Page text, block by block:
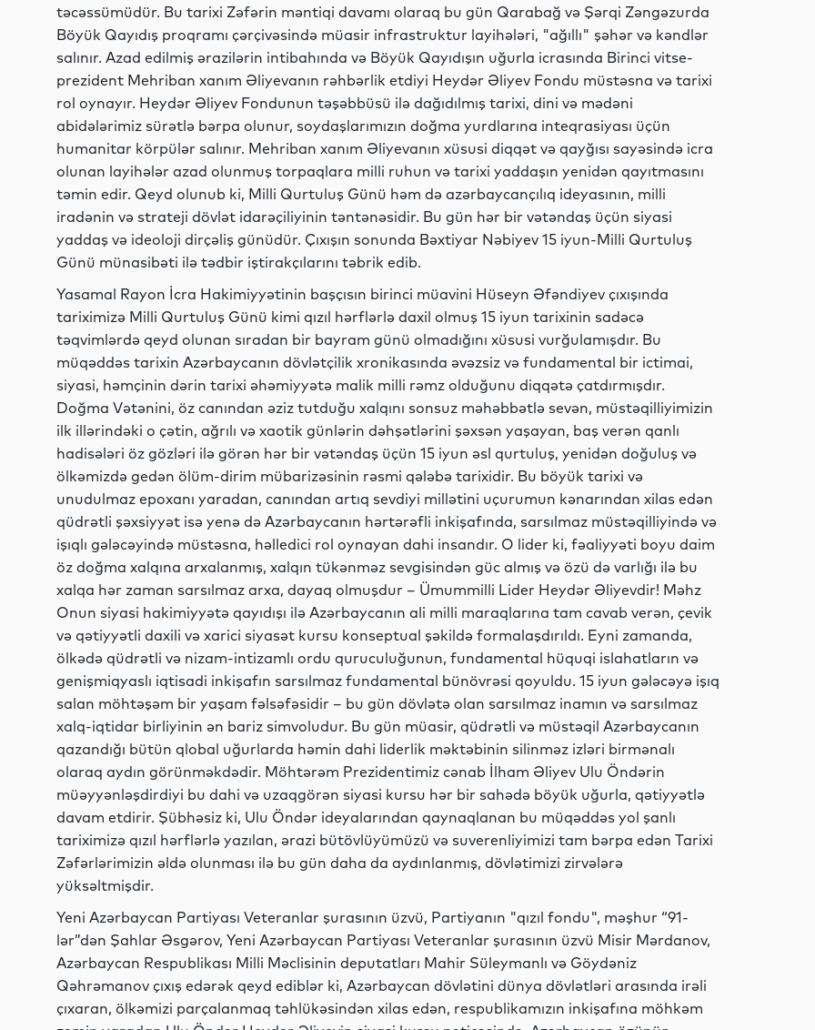
təcəssümüdür. Bu tarixi Zəfərin məntiqi davamı olaraq bu gün Qarabağ və Şərqi Zəngəzurda
Böyük Qayıdış proqramı çərçivəsində müasir infrastruktur layihələri, "ağıllı" şəhər və kəndlər
salınır. Azad edilmiş ərazilərin intibahında və Böyük Qayıdışın uğurla icrasında Birinci vitse-
prezident Mehriban xanım Əliyevanın rəhbərlik etdiyi Heydər Əliyev Fondu müstəsna və tarixi
rol oynayır. Heydər Əliyev Fondunun təşəbbüsü ilə dağıdılmış tarixi, dini və mədəni
abidələrimiz sürətlə bərpa olunur, soydaşlarımızın doğma yurdlarına inteqrasiyası üçün
humanitar körpülər salınır. Mehriban xanım Əliyevanın xüsusi diqqət və qayğısı sayəsində icra
olunan layihələr azad olunmuş torpaqlara milli ruhun və tarixi yaddaşın yenidən qayıtmasını
təmin edir. Qeyd olunub ki, Milli Qurtuluş Günü həm də azərbaycançılıq ideyasının, milli
iradənin və strateji dövlət idarəçiliyinin təntənəsidir. Bu gün hər bir vətəndaş üçün siyasi
yaddaş və ideoloji dirçəliş günüdür. Çıxışın sonunda Bəxtiyar Nəbiyev 15 iyun-Milli Qurtuluş
Günü münasibəti ilə tədbir iştirakçılarını təbrik edib.
Yasamal Rayon İcra Hakimiyyətinin başçısın birinci müavini Hüseyn Əfəndiyev çıxışında
tariximizə Milli Qurtuluş Günü kimi qızıl hərflərlə daxil olmuş 15 iyun tarixinin sadəcə
təqvimlərdə qeyd olunan sıradan bir bayram günü olmadığını xüsusi vurğulamışdır. Bu
müqəddəs tarixin Azərbaycanın dövlətçilik xronikasında əvəzsiz və fundamental bir ictimai,
siyasi, həmçinin dərin tarixi əhəmiyyətə malik milli rəmz olduğunu diqqətə çatdırmışdır.
Doğma Vətənini, öz canından əziz tutduğu xalqını sonsuz məhəbbətlə sevən, müstəqilliyimizin
ilk illərindəki o çətin, ağrılı və xaotik günlərin dəhşətlərini şəxsən yaşayan, baş verən qanlı
hadisələri öz gözləri ilə görən hər bir vətəndaş üçün 15 iyun əsl qurtuluş, yenidən doğuluş və
ölkəmizdə gedən ölüm-dirim mübarizəsinin rəsmi qələbə tarixidir. Bu böyük tarixi və
unudulmaz epoxanı yaradan, canından artıq sevdiyi millətini uçurumun kənarından xilas edən
qüdrətli şəxsiyyət isə yenə də Azərbaycanın hərtərəfli inkişafında, sarsılmaz müstəqilliyində və
işıqlı gələcəyində müstəsna, həlledici rol oynayan dahi insandır. O lider ki, fəaliyyəti boyu daim
öz doğma xalqına arxalanmış, xalqın tükənməz sevgisindən güc almış və özü də varlığı ilə bu
xalqa hər zaman sarsılmaz arxa, dayaq olmuşdur – Ümummilli Lider Heydər Əliyevdir! Məhz
Onun siyasi hakimiyyətə qayıdışı ilə Azərbaycanın ali milli maraqlarına tam cavab verən, çevik
və qətiyyətli daxili və xarici siyasət kursu konseptual şəkildə formalaşdırıldı. Eyni zamanda,
ölkədə qüdrətli və nizam-intizamlı ordu quruculuğunun, fundamental hüquqi islahatların və
genişmiqyaslı iqtisadi inkişafın sarsılmaz fundamental bünövrəsi qoyuldu. 15 iyun gələcəyə işıq
salan möhtəşəm bir yaşam fəlsəfəsidir – bu gün dövlətə olan sarsılmaz inamın və sarsılmaz
xalq-iqtidar birliyinin ən bariz simvoludur. Bu gün müasir, qüdrətli və müstəqil Azərbaycanın
qazandığı bütün qlobal uğurlarda həmin dahi liderlik məktəbinin silinməz izləri birmənalı
olaraq aydın görünməkdədir. Möhtərəm Prezidentimiz cənab İlham Əliyev Ulu Öndərin
müəyyənləşdirdiyi bu dahi və uzaqgörən siyasi kursu hər bir sahədə böyük uğurla, qətiyyətlə
davam etdirir. Şübhəsiz ki, Ulu Öndər ideyalarından qaynaqlanan bu müqəddəs yol şanlı
tariximizə qızıl hərflərlə yazılan, ərazi bütövlüyümüzü və suverenliyimizi tam bərpa edən Tarixi
Zəfərlərimizin əldə olunması ilə bu gün daha da aydınlanmış, dövlətimizi zirvələrə
yüksəltmişdir.
Yeni Azərbaycan Partiyası Veteranlar şurasının üzvü, Partiyanın "qızıl fondu", məşhur “91-
lər”dən Şahlar Əsgərov, Yeni Azərbaycan Partiyası Veteranlar şurasının üzvü Misir Mərdanov,
Azərbaycan Respublikası Milli Məclisinin deputatları Mahir Süleymanlı və Göydəniz
Qəhrəmanov çıxış edərək qeyd ediblər ki, Azərbaycan dövlətini dünya dövlətləri arasında irəli
çıxaran, ölkəmizi parçalanmaq təhlükəsindən xilas edən, respublikamızın inkişafına möhkəm